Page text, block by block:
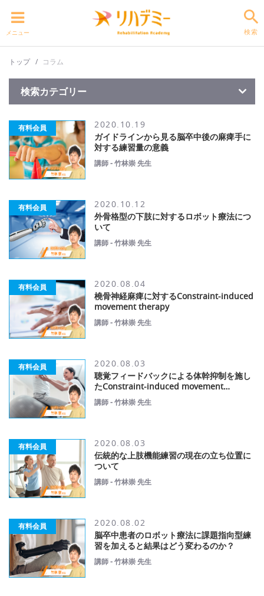
メニュー 検索
トップ コラム
検索カテゴリー
有料会員
2020.10.19
ガイドラインから見る脳卒中後の麻痺手に
対する練習量の意義
講師 - 竹林崇 先生
有料会員
2020.10.12
外骨格型の下肢に対するロボット療法につ
いて
講師 - 竹林崇 先生
有料会員
2020.08.04
橈骨神経麻痺に対するConstraint-induced
movement therapy
講師 - 竹林崇 先生
有料会員
2020.08.03
聴覚フィードバックによる体幹抑制を施し
たConstraint-induced movement
therapyの試み
講師 - 竹林崇 先生
有料会員
2020.08.03
伝統的な上肢機能練習の現在の立ち位置に
ついて
講師 - 竹林崇 先生
有料会員
2020.08.02
脳卒中患者のロボット療法に課題指向型練
習を加えると結果はどう変わるのか？
講師 - 竹林崇 先生